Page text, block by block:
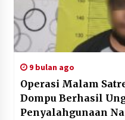
9 bulan ago
Operasi Malam
Dompu Berhasil
Penyalahgunaan